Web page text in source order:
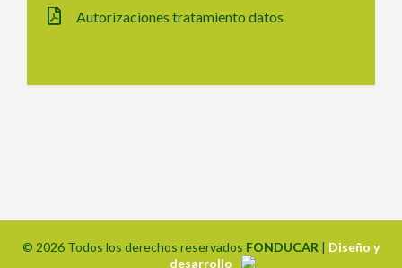
Autorizaciones tratamiento datos
© 2026 Todos los derechos reservados FONDUCAR | Diseño y
desarrollo